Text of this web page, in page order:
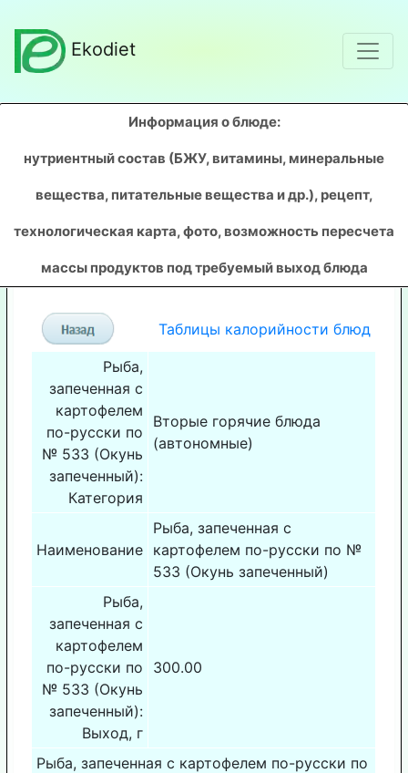
Ekodiet
Информация о блюде:
нутриентный состав (БЖУ, витамины, минеральные
вещества, питательные вещества и др.), рецепт,
технологическая карта, фото, возможность пересчета
массы продуктов под требуемый выход блюда
Таблицы калорийности блюд
Рыба,
запеченная с
картофелем
по-русски по
№ 533 (Окунь
запеченный):
Категория
Вторые горячие блюда
(автономные)
Наименование
Рыба, запеченная с
картофелем по-русски по №
533 (Окунь запеченный)
Рыба,
запеченная с
картофелем
по-русски по
№ 533 (Окунь
запеченный):
Выход, г
300.00
Рыба, запеченная с картофелем по-русски по